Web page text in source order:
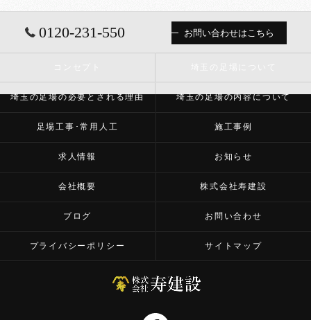
0120-231-550 お問い合わせはこちら
埼玉の足場の必要とされる理由 埼玉の足場の内容について
足場工事･常用人工 施工事例
求人情報 お知らせ
会社概要 株式会社寿建設
ブログ お問い合わせ
プライバシーポリシー サイトマップ